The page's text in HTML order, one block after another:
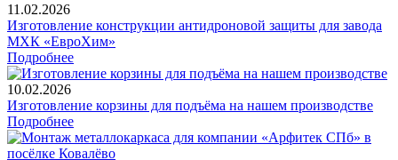
11.02.2026
Изготовление конструкции антидроновой защиты для завода
МХК «ЕвроХим»
Подробнее
10.02.2026
Изготовление корзины для подъёма на нашем производстве
Подробнее